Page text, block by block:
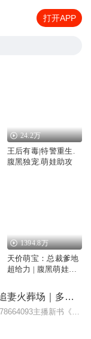
打开APP
24.2万
王后有毒|特警重生.
腹黑独宠.萌娃助攻
1394.8万
天价萌宝：总裁爹地
超给力 | 腹黑萌娃实
腹黑儿子特工妈｜萌娃助攻追妻火葬场｜多人甜宠有声剧